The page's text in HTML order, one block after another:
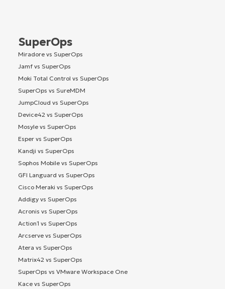
SuperOps
Miradore vs SuperOps
Jamf vs SuperOps
Moki Total Control vs SuperOps
SuperOps vs SureMDM
JumpCloud vs SuperOps
Device42 vs SuperOps
Mosyle vs SuperOps
Esper vs SuperOps
Kandji vs SuperOps
Sophos Mobile vs SuperOps
GFI Languard vs SuperOps
Cisco Meraki vs SuperOps
Addigy vs SuperOps
Acronis vs SuperOps
Action1 vs SuperOps
Arcserve vs SuperOps
Atera vs SuperOps
Matrix42 vs SuperOps
SuperOps vs VMware Workspace One
Kace vs SuperOps